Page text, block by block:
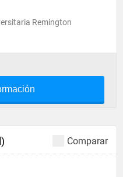
Remington
Comparar